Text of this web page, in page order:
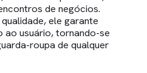
de negócios.
ele garante
usuário, tornando-se
roupa de qualquer